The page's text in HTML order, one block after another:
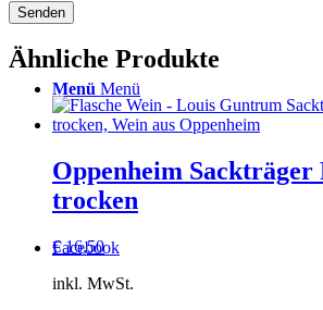
Menü Menü
Facebook
Ähnliche Produkte
Oppenheim Sackträger
trocken
€16,50
inkl. MwSt.